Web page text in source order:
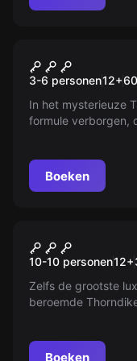
uitdaging?
Nieuw
Therasos
3-6 personen12+60
In het mysterieuze
formule verborgen,
onthullen en de
laat is.
Boeken
Nieuw
The
10-10 personen12+
Zelfs de grootste
beroemde
detective Gustave
Boeken